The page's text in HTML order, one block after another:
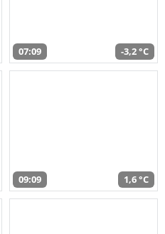
07:09 -3,2 °C
09:09 1,6 °C